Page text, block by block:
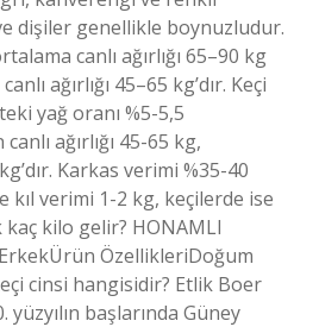
dişiler genellikle boynuzludur.
canlı ağırlığı 65–90 kg
ağırlığı 45–65 kg’dır. Keçi
yağ oranı %5-5,5
ağırlığı 45-65 kg,
Karkas verimi %35-40
kıl verimi 1-2 kg, keçilerde ise
kaç kilo gelir? HONAMLI
ÖzellikleriDoğum
cinsi hangisidir? Etlik Boer
yüzyılın başlarında Güney